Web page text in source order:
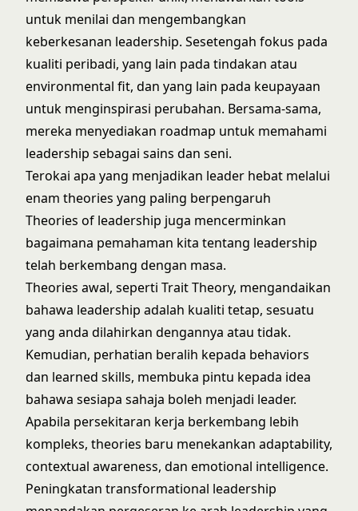
untuk menilai dan mengembangkan
keberkesanan leadership. Sesetengah fokus pada
kualiti peribadi, yang lain pada tindakan atau
environmental fit, dan yang lain pada keupayaan
untuk menginspirasi perubahan. Bersama-sama,
mereka menyediakan roadmap untuk memahami
leadership sebagai sains dan seni.
Terokai apa yang menjadikan leader hebat melalui
enam theories yang paling berpengaruh
Theories of leadership juga mencerminkan
bagaimana pemahaman kita tentang leadership
telah berkembang dengan masa.
Theories awal, seperti Trait Theory, mengandaikan
bahawa leadership adalah kualiti tetap, sesuatu
yang anda dilahirkan dengannya atau tidak.
Kemudian, perhatian beralih kepada behaviors
dan learned skills, membuka pintu kepada idea
bahawa sesiapa sahaja boleh menjadi leader.
Apabila persekitaran kerja berkembang lebih
kompleks, theories baru menekankan adaptability,
contextual awareness, dan emotional intelligence.
Peningkatan transformational leadership